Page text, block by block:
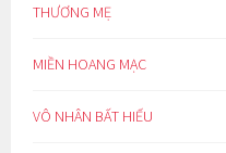
THƯƠNG MẸ
MIỀN HOANG MẠC
VÔ NHÂN BẤT HIẾU